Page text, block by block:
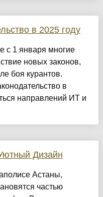
в 2025 году
с 1 января многие
новых законов,
боя курантов.
в
направлений ИТ и
Дизайн
Астаны,
частью